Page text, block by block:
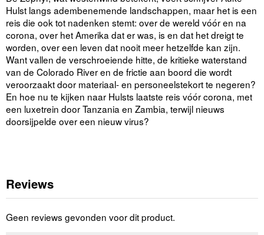
Hulst langs adembenemende landschappen, maar het is een
reis die ook tot nadenken stemt: over de wereld vóór en na
corona, over het Amerika dat er was, is en dat het dreigt te
worden, over een leven dat nooit meer hetzelfde kan zijn.
Want vallen de verschroeiende hitte, de kritieke waterstand
van de Colorado River en de frictie aan boord die wordt
veroorzaakt door materiaal- en personeelstekort te negeren?
En hoe nu te kijken naar Hulsts laatste reis vóór corona, met
een luxetrein door Tanzania en Zambia, terwijl nieuws
doorsijpelde over een nieuw virus?
Reviews
Geen reviews gevonden voor dit product.